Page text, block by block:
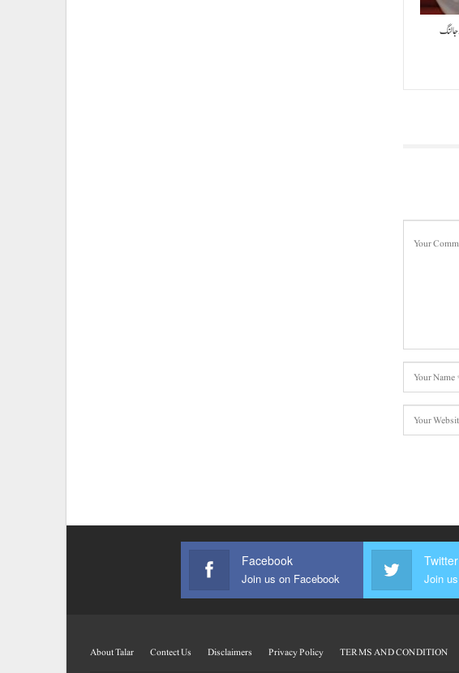
Facebook
Join us on Facebook
Twitter
Join
About Talar Contect Us Disclaimers Privacy Policy TERMS AND CONDITION